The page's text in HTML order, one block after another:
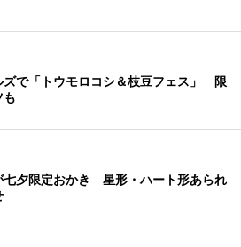
ズで「トウモロコシ＆枝豆フェス」 限
も
七夕限定おかき 星形・ハート形あられ